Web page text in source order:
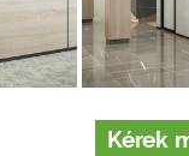
Kérek